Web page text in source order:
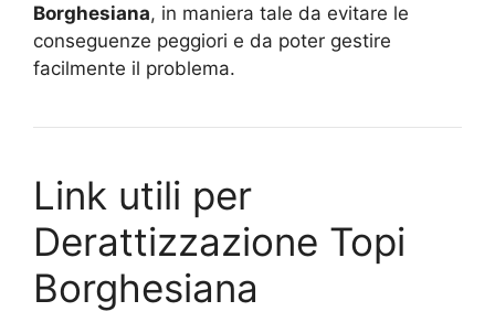
Borghesiana, in maniera tale da evitare le
conseguenze peggiori e da poter gestire
facilmente il problema.
Link utili per
Derattizzazione Topi
Borghesiana